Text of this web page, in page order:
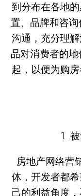
到分布在各地
置、品牌和咨
沟通，充分理
品对消费者的
起，以便为购
1 .
房地产网络营
体，开发者都
己的利益角度